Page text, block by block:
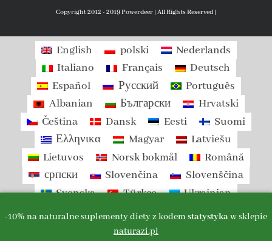
Copyright 2012 - 2019 Powerdeer | All Rights Reserved |
-10% na naturalne suplementy diety z kodem statystykaw sklepie
naturazi.pl
English polski
Nederlands
Italiano
Français
Deutsch
Español
Русский
Português
Albanian
Български
Hrvatski
Čeština
Dansk Eesti
Suomi
Ελληνικα
Magyar
Latviešu
Lietuvos
Norsk bokmål
Română
српски
Slovenčina
Slovenščina
Svenska
Türkçe Ukrainian